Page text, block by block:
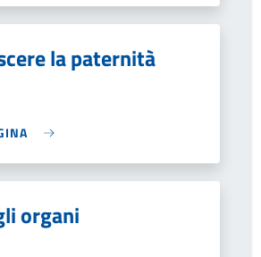
la paternità
organi